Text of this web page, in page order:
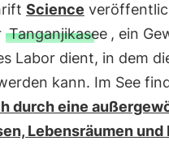
Science
Tanganjikasee , ein
Labor dient, in dem
kann. Im See
durch eine
Lebensräumen und